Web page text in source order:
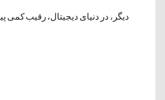
دیگر، در دنیای دیجیتال، رقیب کمی